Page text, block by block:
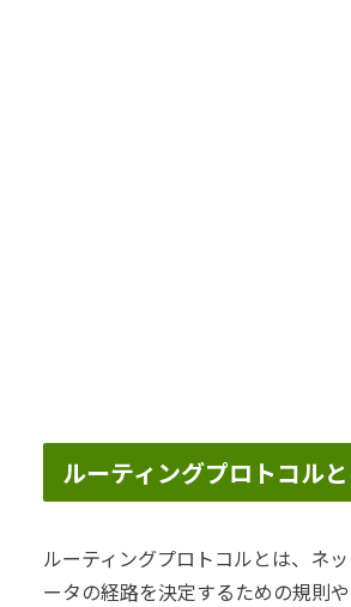
ルーティングプロトコルと
ルーティングプロトコルとは、ネ
ータの経路を決定するための規則